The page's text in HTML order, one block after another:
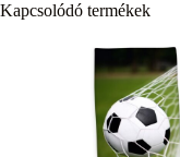
Kapcsolódó termékek